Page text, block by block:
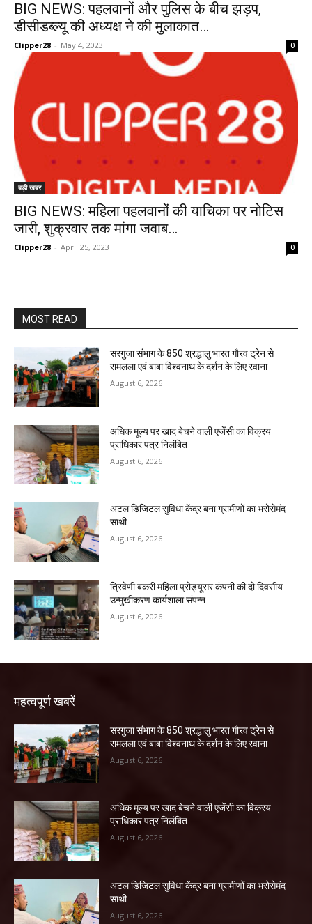
BIG NEWS: पहलवानों और पुलिस के बीच झड़प,
डीसीडब्ल्यू की अध्यक्ष ने की मुलाकात…
Clipper28 - May 4, 2023 0
बड़ी खबर
BIG NEWS: महिला पहलवानों की याचिका पर नोटिस
जारी, शुक्रवार तक मांगा जवाब…
Clipper28 - April 25, 2023 0
MOST READ
सरगुजा संभाग के 850 श्रद्धालु भारत गौरव ट्रेन से
रामलला एवं बाबा विश्वनाथ के दर्शन के लिए रवाना
August 6, 2026
अधिक मूल्य पर खाद बेचने वाली एजेंसी का विक्रय
प्राधिकार पत्र निलंबित
August 6, 2026
अटल डिजिटल सुविधा केंद्र बना ग्रामीणों का भरोसेमंद
साथी
August 6, 2026
त्रिवेणी बकरी महिला प्रोड्यूसर कंपनी की दो दिवसीय
उन्मुखीकरण कार्यशाला संपन्न
August 6, 2026
महत्वपूर्ण खबरें
सरगुजा संभाग के 850 श्रद्धालु भारत गौरव ट्रेन से
रामलला एवं बाबा विश्वनाथ के दर्शन के लिए रवाना
August 6, 2026
अधिक मूल्य पर खाद बेचने वाली एजेंसी का विक्रय
प्राधिकार पत्र निलंबित
August 6, 2026
अटल डिजिटल सुविधा केंद्र बना ग्रामीणों का भरोसेमंद
साथी
August 6, 2026